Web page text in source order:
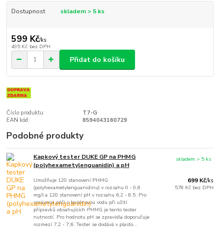
Dostupnost skladem > 5 ks
599 Kč/ks
495 Kč bez DPH
Přidat do košíku
Číslo produktu:
T7-G
EAN kód:
8594043160729
Podobné produkty
Kapkový tester DUKE GP na PHMG
(polyhexametylenguanidin) a pH
Umožňuje 120 stanovení PHMG
(polyhexametylenguanidinu) v rozsahu 0 - 0,8
mg/l a 120 stanovení pH v rozsahu 6,2 - 8,5. Pro
správnou péči o bazénovou vodu při užití
přípravků obsahujících PHMG je tento tester
nutností. Pro hodnotu pH se zpravidla doporučuje
rozmezí 7,2 - 7,6. Tester se dodává v plasto...
699 Kč/ks
578 Kč bez DPH
skladem > 5 ks